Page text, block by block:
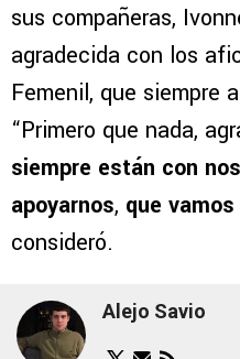
sus compañeras,
agradecida con los
Femenil, que siempre
“Primero que nada,
siempre están con
apoyarnos, que
consideró.
Alejo Savio